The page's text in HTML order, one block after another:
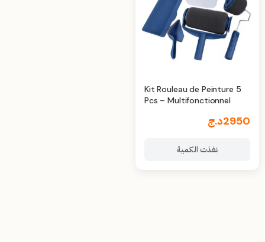
Kit Rouleau de Peinture 5
Pcs – Multifonctionnel
2950د.ج
نفذت الكمية